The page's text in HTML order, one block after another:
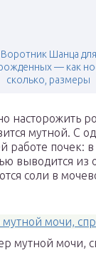
Воротник Шанца для
— как
сколько, размеры
насторожить
мутной. С
работе почек:
выводится из
соли в
мутной мочи,